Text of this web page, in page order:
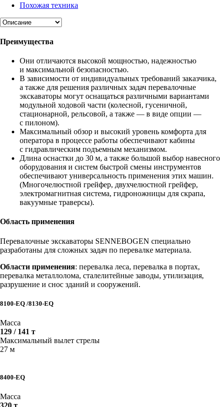
Похожая техника
Преимущества
Они отличаются высокой мощностью, надежностью
и максимальной безопасностью.
В зависимости от индивидуальных требований заказчика,
а также для решения различных задач перевалочные
экскаваторы могут оснащаться различными вариантами
модульной ходовой части (колесной, гусеничной,
стационарной, рельсовой, а также — в виде опции —
с пилоном).
Максимальный обзор и высокий уровень комфорта для
оператора в процессе работы обеспечивают кабины
с гидравлическим подъемным механизмом.
Длина оснастки до 30 м, а также большой выбор навесного
оборудования и систем быстрой смены инструментов
обеспечивают универсальность применения этих машин.
(Многочелюстной грейфер, двухчелюстной грейфер,
электромагнитная система, гидроножницы для скрапа,
вакуумные траверсы).
Область применения
Перевалочные экскаваторы SENNEBOGEN специально
разработаны для сложных задач по перевалке материала.
Области применения: перевалка леса, перевалка в портах,
перевалка металлолома, сталелитейные заводы, утилизация,
разрушение и снос зданий и сооружений.
8100-EQ /8130-EQ
Масса
129 / 141 т
Максимальный вылет стрелы
27 м
8400-EQ
Масса